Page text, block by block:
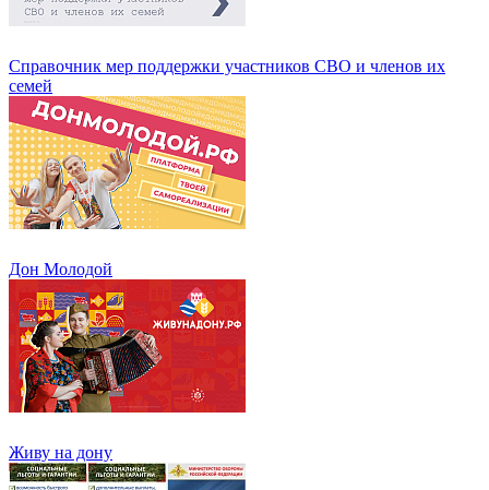
Справочник мер поддержки участников СВО и членов их
семей
Дон Молодой
Живу на дону